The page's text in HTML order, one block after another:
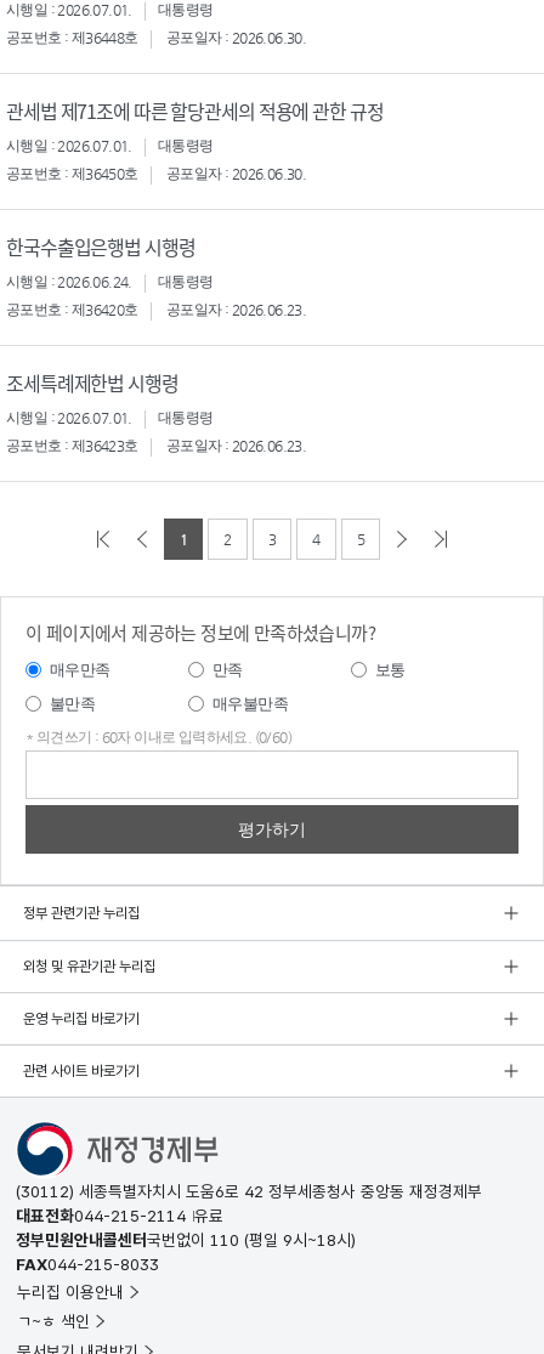
시행일 : 2026.07.01.
대통령령
공포번호 : 제36448호
공포일자 : 2026.06.30.
관세법 제71조에 따른 할당관세의 적용에 관한 규정
시행일 : 2026.07.01.
대통령령
공포번호 : 제36450호
공포일자 : 2026.06.30.
한국수출입은행법 시행령
시행일 : 2026.06.24.
대통령령
공포번호 : 제36420호
공포일자 : 2026.06.23.
조세특례제한법 시행령
시행일 : 2026.07.01.
대통령령
공포번호 : 제36423호
공포일자 : 2026.06.23.
1 2 3 4 5
이 페이지에서 제공하는 정보에 만족하셨습니까?
매우만족 만족
보통
불만족
매우불만족
* 의견쓰기 : 60자 이내로 입력하세요. (0/60)
정부 관련기관 누리집
외청 및 유관기관 누리집
운영 누리집 바로가기
관련 사이트 바로가기
(30112) 세종특별자치시 도움6로 42 정부세종청사 중앙동 재정경제부
대표전화044-215-2114 유료
정부민원안내콜센터국번없이 110 (평일 9시~18시)
FAX044-215-8033
누리집 이용안내
ㄱ~ㅎ 색인